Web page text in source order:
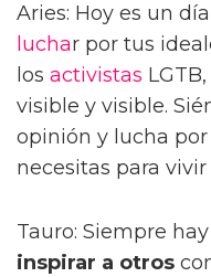
Aries: Hoy es un
luchar por tus
los activistas
visible y visible.
opinión y lucha
necesitas para
Tauro: Siempre
inspirar a otros